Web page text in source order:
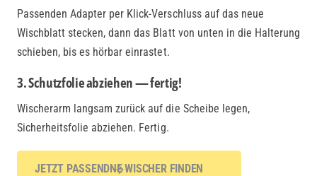
Passenden Adapter per Klick-Verschluss auf das neue
Wischblatt stecken, dann das Blatt von unten in die Halterung
schieben, bis es hörbar einrastet.
3. Schutzfolie abziehen — fertig!
Wischerarm langsam zurück auf die Scheibe legen,
Sicherheitsfolie abziehen. Fertig.
JETZT PASSENDNE WISCHER FINDEN